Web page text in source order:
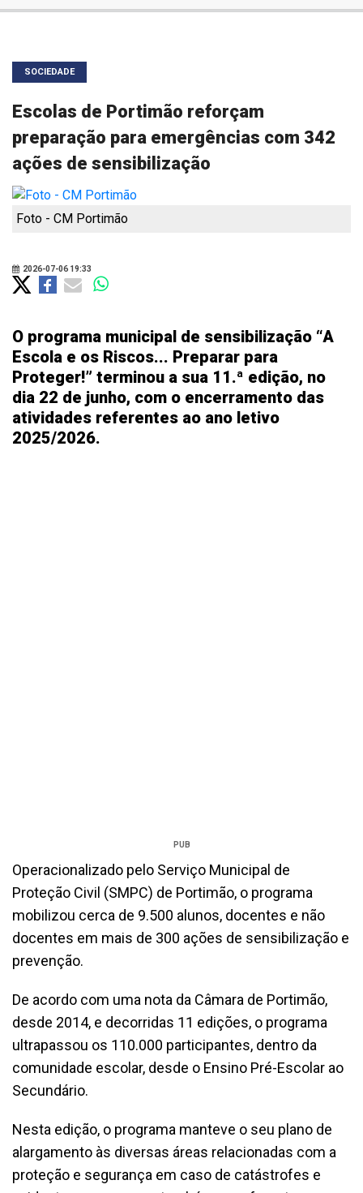
SOCIEDADE
Escolas de Portimão reforçam
preparação para emergências com 342
ações de sensibilização
Foto - CM Portimão
2026-07-06 19:33
O programa municipal de sensibilização “A
Escola e os Riscos... Preparar para
Proteger!” terminou a sua 11.ª edição, no
dia 22 de junho, com o encerramento das
atividades referentes ao ano letivo
2025/2026.
PUB
Operacionalizado pelo Serviço Municipal de
Proteção Civil (SMPC) de Portimão, o programa
mobilizou cerca de 9.500 alunos, docentes e não
docentes em mais de 300 ações de sensibilização e
prevenção.
De acordo com uma nota da Câmara de Portimão,
desde 2014, e decorridas 11 edições, o programa
ultrapassou os 110.000 participantes, dentro da
comunidade escolar, desde o Ensino Pré-Escolar ao
Secundário.
Nesta edição, o programa manteve o seu plano de
alargamento às diversas áreas relacionadas com a
proteção e segurança em caso de catástrofes e